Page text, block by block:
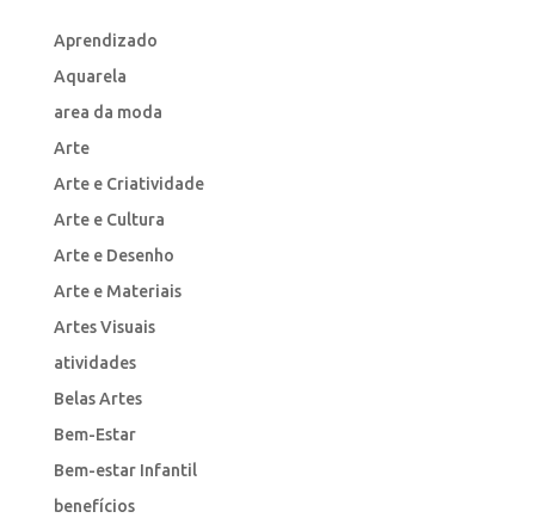
Aprendizado
Aquarela
area da moda
Arte
Arte e Criatividade
Arte e Cultura
Arte e Desenho
Arte e Materiais
Artes Visuais
atividades
Belas Artes
Bem-Estar
Bem-estar Infantil
benefícios